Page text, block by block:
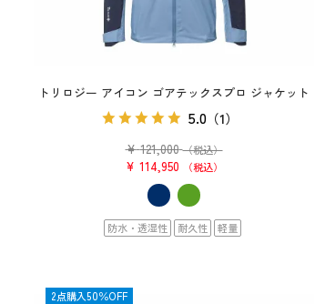
トリロジー アイコン ゴアテックスプロ ジャケット
5.0（1）
¥ 121,000 （税込）
¥ 114,950 税込
防水・透湿性 耐久性 軽量
OUTLET
2点購入50％OFF